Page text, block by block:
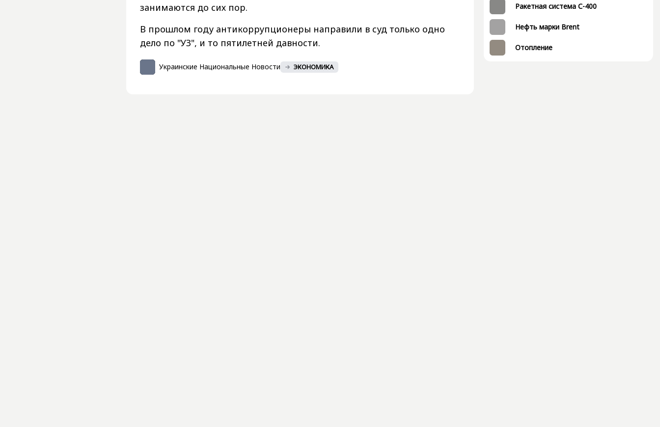
Ракетная система С-400
Нефть марки Brent
Отопление
занимаются до сих пор.
В прошлом году антикоррупционеры направили в суд только одно
дело по "УЗ", и то пятилетней давности.
Украинские Национальные Новости ЭКОНОМИКА